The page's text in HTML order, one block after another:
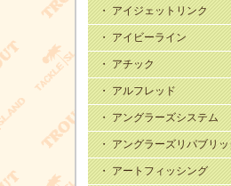
・ アイジェットリンク
・ アイビーライン
・ アチック
・ アルフレッド
・ アングラーズシステム
・ アングラーズリパブリ
・ アートフィッシング